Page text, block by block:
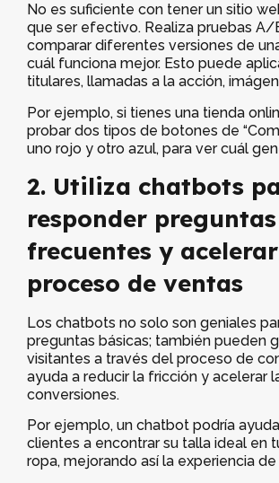
No es suficiente con tener un sitio
que ser efectivo. Realiza pruebas A/
comparar diferentes versiones de
cuál funciona mejor. Esto puede
titulares, llamadas a la acción,
Por ejemplo, si tienes una tienda
probar dos tipos de botones de
uno rojo y otro azul, para ver cuál
2. Utiliza chatbots
responder preguntas
frecuentes y
proceso de ventas
Los chatbots no solo son geniales
preguntas básicas; también pueden
visitantes a través del proceso de
ayuda a reducir la fricción y acelerar
conversiones.
Por ejemplo, un chatbot podría
clientes a encontrar su talla ideal en
ropa, mejorando así la experiencia